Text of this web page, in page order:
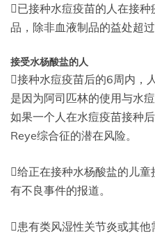
已接种水痘疫苗的人在接
品，除非血液制品的益处超过
接受水杨酸盐的人
接种水痘疫苗后的6周内，
是因为阿司匹林的使用与水
如果一个人在水痘疫苗接种
Reye综合征的潜在风险。
给正在接种水杨酸盐的儿
有不良事件的报道。
患有类风湿性关节炎或其